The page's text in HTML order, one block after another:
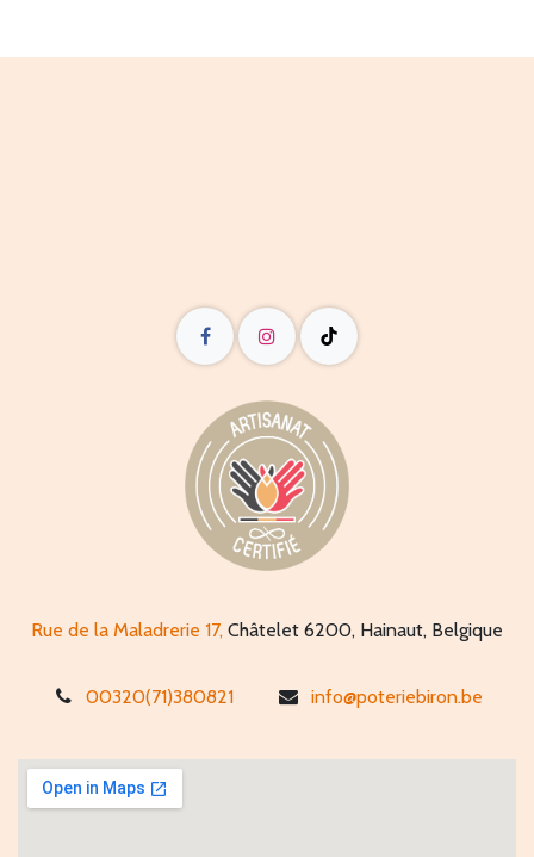
Rue de la Maladrerie 17, Châtelet 6200, Hainaut, Belgique
00320(71)380821 info@poteriebiron.be